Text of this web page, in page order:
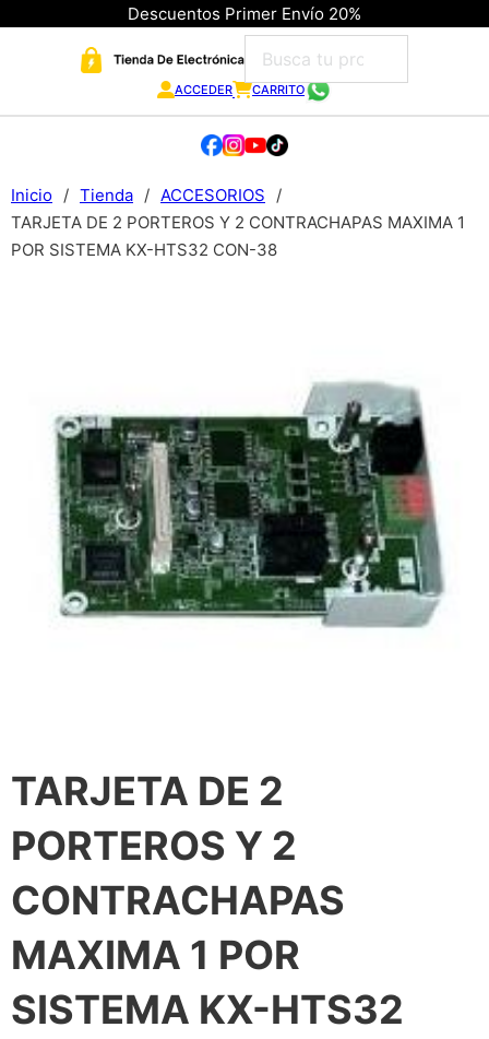
Descuentos Primer Envío 20%
ACCEDER CARRITO
Inicio / Tienda / ACCESORIOS
/
TARJETA DE 2 PORTEROS Y 2 CONTRACHAPAS MAXIMA 1
POR SISTEMA KX-HTS32 CON-38
TARJETA DE 2
PORTEROS Y 2
CONTRACHAPAS
MAXIMA 1 POR
SISTEMA KX-HTS32